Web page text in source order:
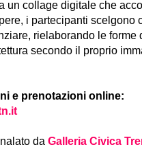
un collage digitale che
i partecipanti scelgono
rielaborando le forme
secondo il proprio
e prenotazioni online:
da Galleria Civica